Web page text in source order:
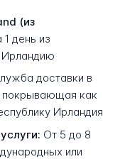
(из
день из
Ирландию
доставки в
покрывающая как
Ирландия
От 5 до 8
или